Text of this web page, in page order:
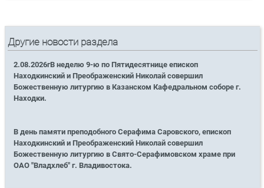
Другие новости раздела
2.08.2026гВ неделю 9-ю по Пятидесятнице епископ
Находкинский и Преображенский Николай совершил
Божественную литургию в Казанском Кафедральном соборе г.
Находки.
В день памяти преподобного Серафима Саровского, епископ
Находкинский и Преображенский Николай совершил
Божественную литургию в Свято-Серафимовском храме при
ОАО "Владхлеб" г. Владивостока.